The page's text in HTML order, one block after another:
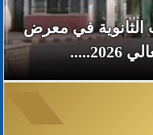
في معرض